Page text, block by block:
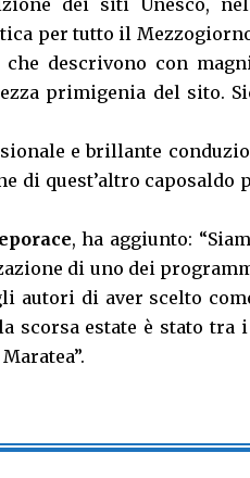
dei siti Unesco,
per tutto il
descrivono con
primigenia del sito.
e brillante
di quest’altro caposaldo
, ha aggiunto:
di uno dei
autori di aver scelto
scorsa estate è stato tra